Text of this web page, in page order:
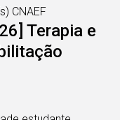
CNAEF
Terapia e